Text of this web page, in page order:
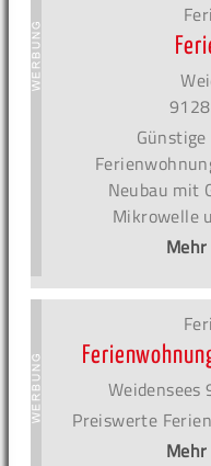
Neubau mit
Mikrowelle
Preiswerte